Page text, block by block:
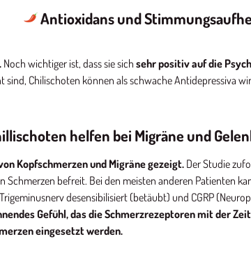
Antioxidans und
Noch wichtiger ist, dass sie sich sehr positiv auf die
Chilischoten können als schwache Antidepressiva
helfen bei Migräne und
Kopfschmerzen und Migräne gezeigt.Der Studie
befreit. Bei den meisten anderen Patienten
desensibilisiert (betäubt) und CGRP
Gefühl, das die Schmerzrezeptoren mit der
eingesetzt werden.